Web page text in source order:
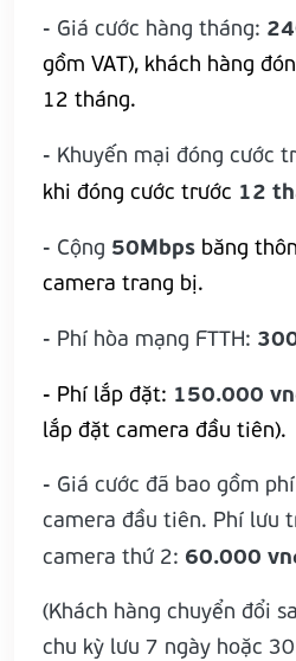
- Giá cước hàng tháng:
gồm VAT), khách hàng
12 tháng.
- Khuyến mại đóng cước
khi đóng cước trước 12
- Cộng 50Mbps băng
camera trang bị.
- Phí hòa mạng FTTH:
- Phí lắp đặt: 150.000
lắp đặt camera đầu tiên).
- Giá cước đã bao gồm
camera đầu tiên. Phí lưu
camera thứ 2: 60.000
(Khách hàng chuyển đổi
chu kỳ lưu 7 ngày hoặc